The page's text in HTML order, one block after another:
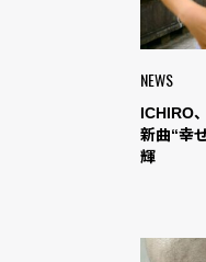
NEWS
ICHIRO
新曲“幸
輝